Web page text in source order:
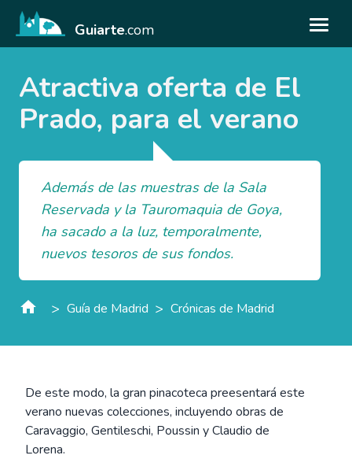
Guiarte.com
Atractiva oferta de El
Prado, para el verano
Además de las muestras de la Sala
Reservada y la Tauromaquia de Goya,
ha sacado a la luz, temporalmente,
nuevos tesoros de sus fondos.
> Guía de Madrid > Crónicas de Madrid
De este modo, la gran pinacoteca preesentará este
verano nuevas colecciones, incluyendo obras de
Caravaggio, Gentileschi, Poussin y Claudio de
Lorena.